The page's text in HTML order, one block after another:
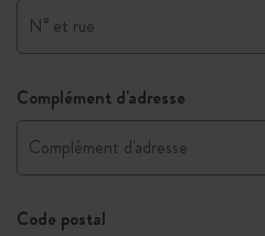
Complément d'adresse
Code postal